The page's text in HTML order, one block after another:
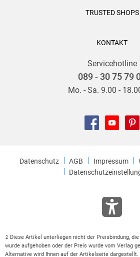
TRUSTED SHOPS
KONTAKT
Servicehotline
089 - 30 75 79
Mo. - Sa. 9.00 -
Datenschutz AGB Impressum
2
Diese Artikel unterliegen nicht der Preisbindung,
wurde aufgehoben oder der Preis wurde vom Verlag
Alternative wird Ihnen auf der Artikelseite dargestellt.